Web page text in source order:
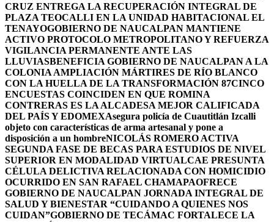
CRUZ ENTREGA LA RECUPERACIÓN INTEGRAL DE
PLAZA TEOCALLI EN LA UNIDAD HABITACIONAL EL
TENAYOGOBIERNO DE NAUCALPAN MANTIENE
ACTIVO PROTOCOLO METROPOLITANO Y REFUERZA
VIGILANCIA PERMANENTE ANTE LAS
LLUVIASBENEFICIA GOBIERNO DE NAUCALPAN A LA
COLONIA AMPLIACIÓN MÁRTIRES DE RÍO BLANCO
CON LA HUELLA DE LA TRANSFORMACIÓN 87CINCO
ENCUESTAS COINCIDEN EN QUE ROMINA
CONTRERAS ES LA ALCADESA MEJOR CALIFICADA
DEL PAÍS Y EDOMEXAsegura policía de Cuautitlán Izcalli
objeto con características de arma artesanal y pone a
disposición a un hombreNICOLÁS ROMERO ACTIVA
SEGUNDA FASE DE BECAS PARA ESTUDIOS DE NIVEL
SUPERIOR EN MODALIDAD VIRTUALCAE PRESUNTA
CÉLULA DELICTIVA RELACIONADA CON HOMICIDIO
OCURRIDO EN SAN RAFAEL CHAMAPAOFRECE
GOBIERNO DE NAUCALPAN JORNADA INTEGRAL DE
SALUD Y BIENESTAR “CUIDANDO A QUIENES NOS
CUIDAN”GOBIERNO DE TECÁMAC FORTALECE LA